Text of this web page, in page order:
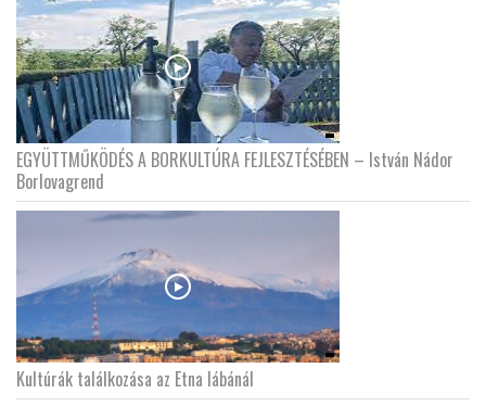
EGYÜTTMŰKÖDÉS A BORKULTÚRA FEJLESZTÉSÉBEN – István Nádor
Borlovagrend
Kultúrák találkozása az Etna lábánál